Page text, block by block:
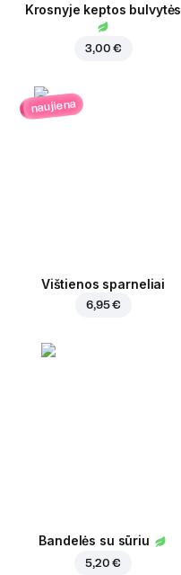
Krosnyje keptos bulvytės
3,00 €
naujiena
Vištienos sparneliai
6,95 €
Bandelės su sūriu
5,20 €